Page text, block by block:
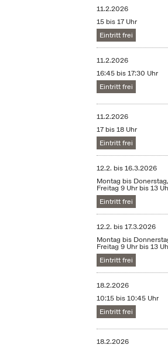
11.2.2026
15 bis 17 Uhr
Eintritt frei
11.2.2026
16:45 bis 17:30 Uhr
Eintritt frei
11.2.2026
17 bis 18 Uhr
Eintritt frei
12.2. bis16.3.2026
Montag bis
Freitag 9 Uhr bis 13
Eintritt frei
12.2. bis17.3.2026
Montag bis
Freitag 9 Uhr bis 13
Eintritt frei
18.2.2026
10:15 bis 10:45 Uhr
Eintritt frei
18.2.2026